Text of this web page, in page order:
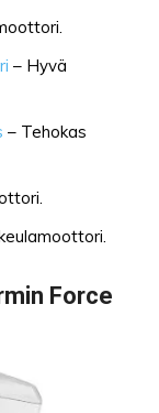
– Hyvä
– Tehokas
Force